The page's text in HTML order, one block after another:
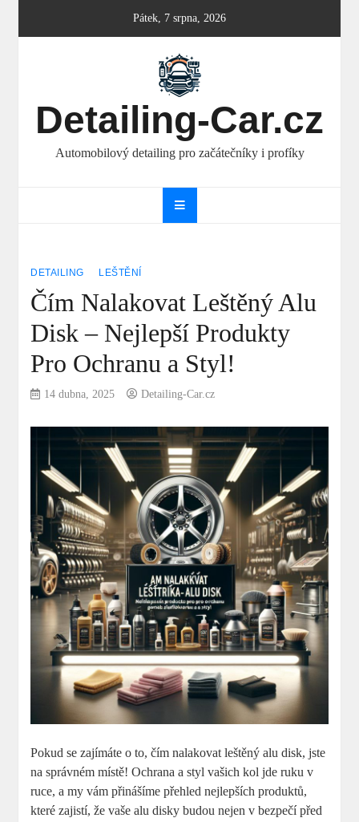
Pátek, 7 srpna, 2026
Detailing-Car.cz
Automobilový detailing pro začátečníky i profíky
DETAILING LEŠTĚNÍ
Čím Nalakovat Leštěný Alu
Disk – Nejlepší Produkty
Pro Ochranu a Styl!
14 dubna, 2025 Detailing-Car.cz
Pokud se zajímáte o to, čím nalakovat leštěný alu disk, jste
na správném místě! Ochrana a styl vašich kol jde ruku v
ruce, a my vám přinášíme přehled nejlepších produktů,
které zajistí, že vaše alu disky budou nejen v bezpečí před